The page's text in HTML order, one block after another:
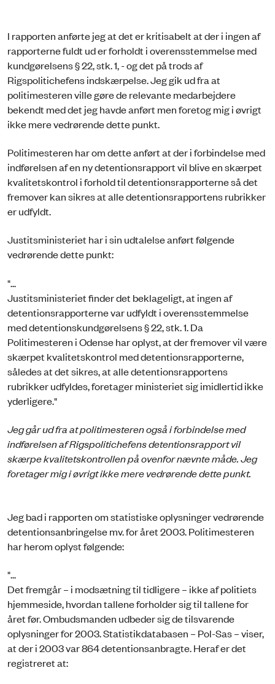
I rapporten anførte jeg at det er kritisabelt at der i ingen af
rapporterne fuldt ud er forholdt i overensstemmelse med
kundgørelsens § 22, stk. 1, - og det på trods af
Rigspolitichefens indskærpelse. Jeg gik ud fra at
politimesteren ville gøre de relevante medarbejdere
bekendt med det jeg havde anført men foretog mig i øvrigt
ikke mere vedrørende dette punkt.
Politimesteren har om dette anført at der i forbindelse med
indførelsen af en ny detentionsrapport vil blive en skærpet
kvalitetskontrol i forhold til detentionsrapporterne så det
fremover kan sikres at alle detentionsrapportens rubrikker
er udfyldt.
Justitsministeriet har i sin udtalelse anført følgende
vedrørende dette punkt:
"...
Justitsministeriet finder det beklageligt, at ingen af
detentionsrapporterne var udfyldt i overensstemmelse
med detentionskundgørelsens § 22, stk. 1. Da
Politimesteren i Odense har oplyst, at der fremover vil være
skærpet kvalitetskontrol med detentionsrapporterne,
således at det sikres, at alle detentionsrapportens
rubrikker udfyldes, foretager ministeriet sig imidlertid ikke
yderligere."
Jeg går ud fra at politimesteren også i forbindelse med
indførelsen af Rigspolitichefens detentionsrapport vil
skærpe kvalitetskontrollen på ovenfor nævnte måde. Jeg
foretager mig i øvrigt ikke mere vedrørende dette punkt.
Jeg bad i rapporten om statistiske oplysninger vedrørende
detentionsanbringelse mv. for året 2003. Politimesteren
har herom oplyst følgende:
"...
Det fremgår – i modsætning til tidligere – ikke af politiets
hjemmeside, hvordan tallene forholder sig til tallene for
året før. Ombudsmanden udbeder sig de tilsvarende
oplysninger for 2003. Statistikdatabasen – Pol-Sas – viser,
at der i 2003 var 864 detentionsanbragte. Heraf er det
registreret at: